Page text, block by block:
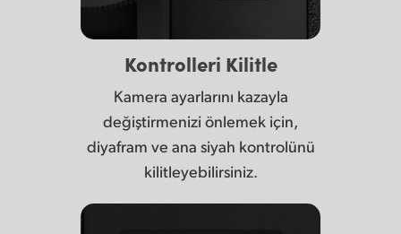
Kontrolleri Kilitle
Kamera ayarlarını kazayla
değiştirmenizi önlemek için,
diyafram ve ana siyah kontrolünü
kilitleyebilirsiniz.